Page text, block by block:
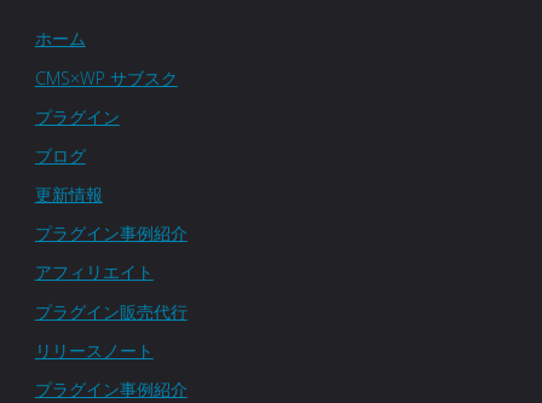
ホーム
CMS×WP サブスク
プラグイン
ブログ
更新情報
プラグイン事例紹介
アフィリエイト
プラグイン販売代行
リリースノート
プラグイン事例紹介